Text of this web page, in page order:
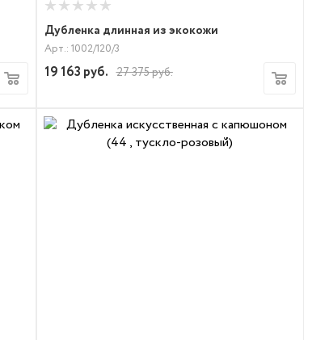
Дубленка длинная из экокожи
Арт.: 1002/120/3
19 163 руб. 27 375руб.